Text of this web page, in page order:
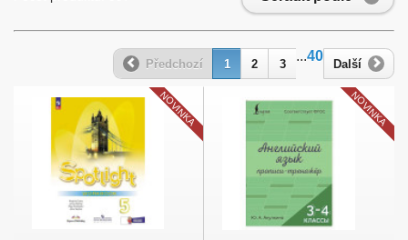
Předchozí 1 2 3
...40
Další
NOVINKA NOVINKA